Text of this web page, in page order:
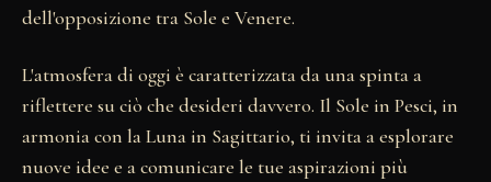
dell'opposizione tra Sole e Venere.
L'atmosfera di oggi è caratterizzata da una spinta a
riflettere su ciò che desideri davvero. Il Sole in Pesci, in
armonia con la Luna in Sagittario, ti invita a esplorare
nuove idee e a comunicare le tue aspirazioni più